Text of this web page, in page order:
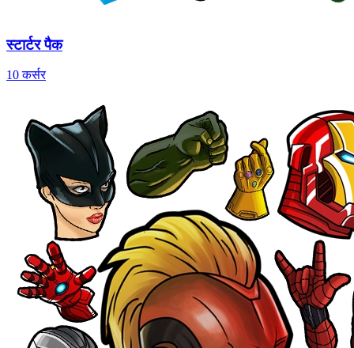
स्टार्टर पैक
10 कर्सर